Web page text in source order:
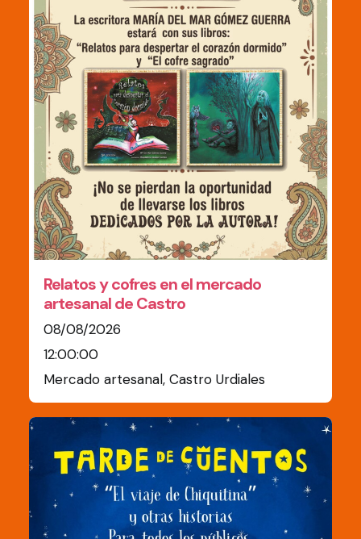
Relatos y cofres en el mercado
artesanal de Castro
08/08/2026
12:00:00
Mercado artesanal, Castro Urdiales